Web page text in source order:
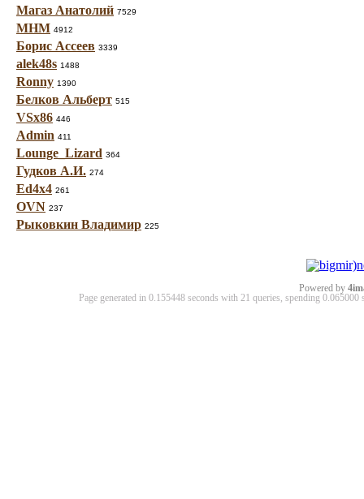
Магаз Анатолий 7529
МНМ 4912
Борис Ассеев 3339
alek48s 1488
Ronny 1390
Белков Альберт 515
VSx86 446
Admin 411
Lounge_Lizard 364
Гудков А.И. 274
Ed4x4 261
OVN 237
Рыковкин Владимир 225
Powered by
Page generated in 0.155448 seconds with 21 queries, spending